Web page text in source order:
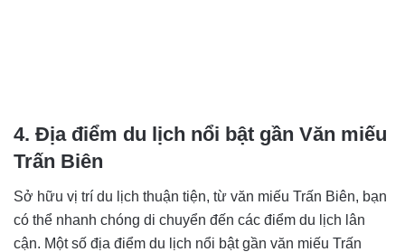
4. Địa điểm du lịch nổi bật gần Văn miếu
Trấn Biên
Sở hữu vị trí du lịch thuận tiện, từ văn miếu Trấn Biên, bạn
có thể nhanh chóng di chuyển đến các điểm du lịch lân
cận. Một số địa điểm du lịch nổi bật gần văn miếu Trấn